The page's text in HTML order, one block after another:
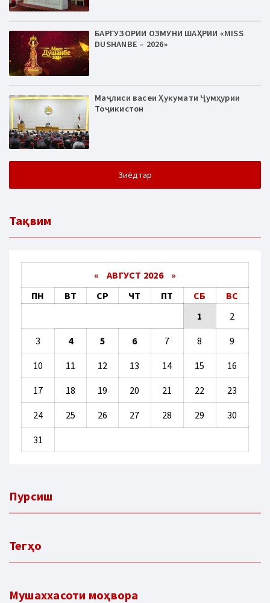
БАРГУЗОРИИ ОЗМУНИ ШАҲРИИ «MISS
DUSHANBE – 2026»
Маҷлиси васеи Ҳукумати Ҷумҳурии
Тоҷикистон
Зиёдтар
Тақвим
« АВГУСТ 2026 »
ПН
ВТ СР ЧТ ПТ СБ
ВС
1
2
3 4 5 6 7 8 9
10 11 12 13 14 15 16
17 18 19 20 21 22 23
24 25 26 27 28 29 30
31
Пурсиш
Тегҳо
Мушаххасоти моҳвора